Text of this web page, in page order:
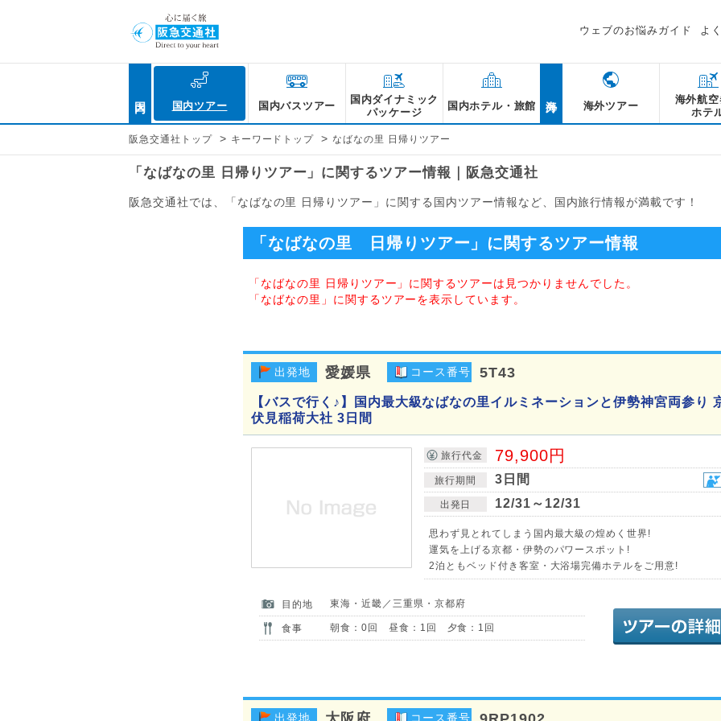
ウェブのお悩みガイド よ
国内ツアー 国内バスツアー
国内ダイナミック
パッケージ
国内ホテル・旅館 海外ツアー
海外航
ホテ
阪急交通社トップ > キーワードトップ > なばなの里 日帰りツアー
「なばなの里 日帰りツアー」に関するツアー情報｜阪急交通社
阪急交通社では、「なばなの里 日帰りツアー」に関する国内ツアー情報など、国内旅行情報が満載です！
「なばなの里 日帰りツアー」に関するツアー情報
「なばなの里 日帰りツアー」に関するツアーは見つかりませんでした。
「なばなの里」に関するツアーを表示しています。
出発地 愛媛県 コース番号 5T43
【バスで行く♪】国内最大級なばなの里イルミネーションと伊勢神宮両参り
伏見稲荷大社 3日間
旅行代金 79,900円
旅行期間 3日間
出発日 12/31～12/31
思わず見とれてしまう国内最大級の煌めく世界!
運気を上げる京都・伊勢のパワースポット!
2泊ともベッド付き客室・大浴場完備ホテルをご用意!
目的地 東海・近畿／三重県・京都府
食事 朝食：0回 昼食：1回 夕食：1回
出発地 コース番号